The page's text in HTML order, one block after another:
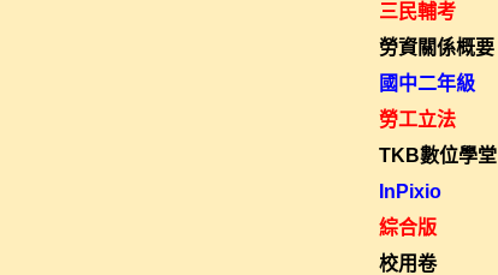
三民輔考
勞資關係概要
國中二年級
勞工立法
TKB數位學堂
InPixio
綜合版
校用卷